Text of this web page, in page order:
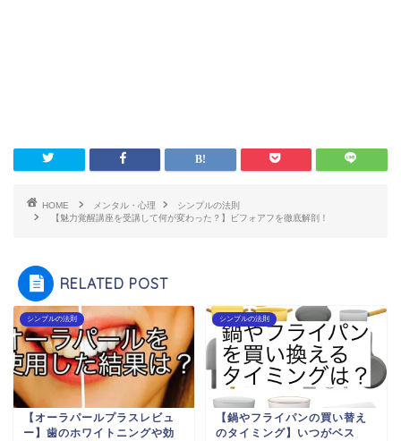
HOME メンタル・心理
シンプルの法則
【魅力覚醒講座を受講して何が変わった？】ビフォアフを徹底解剖！
RELATED POST
シンプルの法則
【オーラパールプラスレビュ
ー】歯のホワイトニングや効
シンプルの法則
【鍋やフライパンの買い替え
のタイミング】いつがベス